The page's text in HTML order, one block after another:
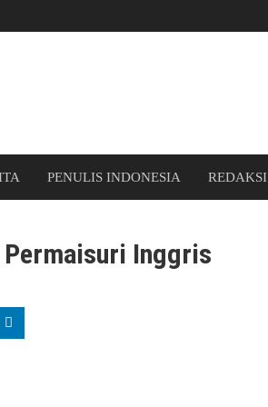
PENULIS INDONESIA REDAKSI
Permaisuri Inggris